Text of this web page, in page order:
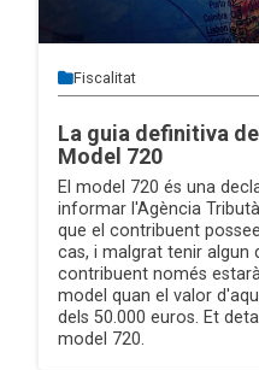
Fiscalitat
La guia definitiva
Model 720
El model 720 és una
informar l'Agència
que el contribuent
cas, i malgrat tenir algun
contribuent només
model quan el valor
dels 50.000 euros. Et
model 720.